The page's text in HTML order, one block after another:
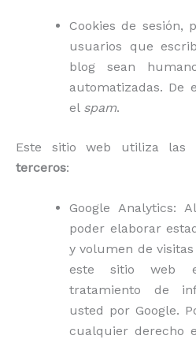
Cookies de sesión,
usuarios que
blog sean
automatizadas. De
el spam.
Este sitio web utiliza las
terceros:
Google Analytics:
poder elaborar
y volumen de
este sitio web
tratamiento de
usted por Google.
cualquier derecho